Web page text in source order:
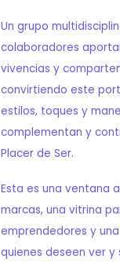
Un grupo
colaboradores
vivencias y
convirtiendo este
estilos, toques y
complementan y
Placer de Ser.
Esta es una ventana
marcas, una vitrina
emprendedores y
quienes deseen ver y